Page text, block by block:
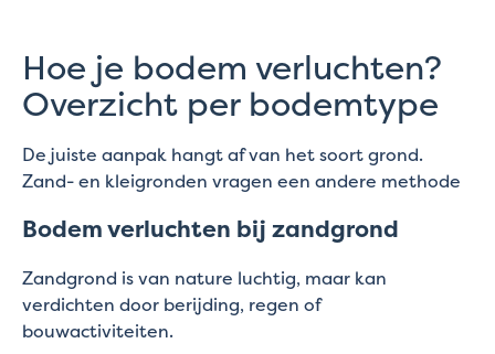
Hoe je bodem verluchten?
Overzicht per bodemtype
De juiste aanpak hangt af van het soort grond.
Zand- en kleigronden vragen een andere methode
Bodem verluchten bij zandgrond
Zandgrond is van nature luchtig, maar kan
verdichten door berijding, regen of
bouwactiviteiten.